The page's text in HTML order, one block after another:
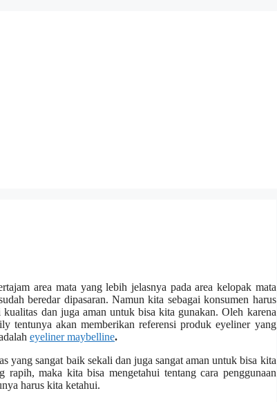
area mata yang lebih jelasnya pada area kelopak mata
beredar dipasaran. Namun kita sebagai konsumen harus
dan juga aman untuk bisa kita gunakan. Oleh karena
tentunya akan memberikan referensi produk eyeliner yang
eyeliner maybelline.
yang sangat baik sekali dan juga sangat aman untuk bisa kita
maka kita bisa mengetahui tentang cara penggunaan
harus kita ketahui.